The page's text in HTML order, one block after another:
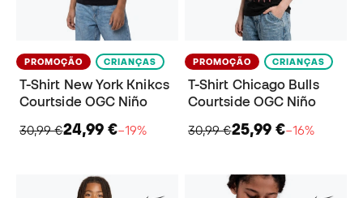
PROMOÇÃO CRIANÇAS
T-Shirt New York Knikcs
Courtside OGC Niño
30,99 €24,99 €−19%
PROMOÇÃO CRIANÇAS
T-Shirt Chicago Bulls
Courtside OGC Niño
30,99 €25,99 €−16%